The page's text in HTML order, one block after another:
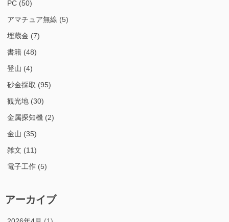
PC (50)
アマチュア無線 (5)
埋蔵金 (7)
書籍 (48)
登山 (4)
砂金採取 (95)
観光地 (30)
金属探知機 (2)
金山 (35)
雑文 (11)
電子工作 (5)
アーカイブ